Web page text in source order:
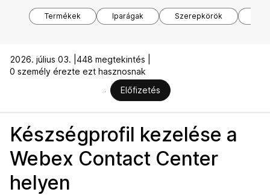
Termékek Iparágak Szerepkörök
2026. július 03. | 448 megtekintés |
0 személy érezte ezt hasznosnak
Előfizetés
Készségprofil kezelése a
Webex Contact Center
helyen